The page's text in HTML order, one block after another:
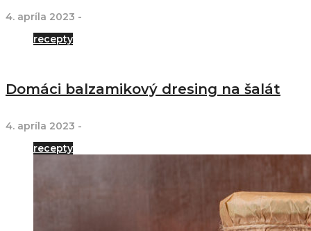
4. apríla 2023 -
recepty
Domáci balzamikový dresing na šalát
4. apríla 2023 -
recepty